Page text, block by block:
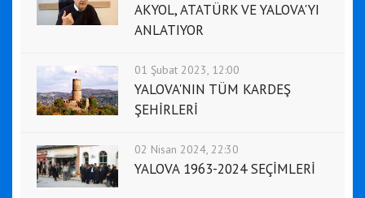
AKYOL, ATATÜRK VE YALOVA'YI
ANLATIYOR
01 Şubat 2023, 12:00
YALOVA'NIN TÜM KARDEŞ
ŞEHİRLERİ
02 Nisan 2024, 22:30
YALOVA 1963-2024 SEÇİMLERİ